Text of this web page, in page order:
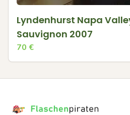
Lyndenhurst Napa
Sauvignon 2007
70 €